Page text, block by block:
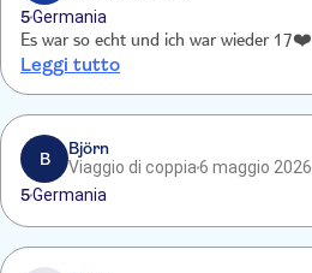
5Germania
Es war so echt und ich war wieder 17❤️
Leggi tutto
B
Björn
Viaggio di coppia6 maggio 2026
5Germania